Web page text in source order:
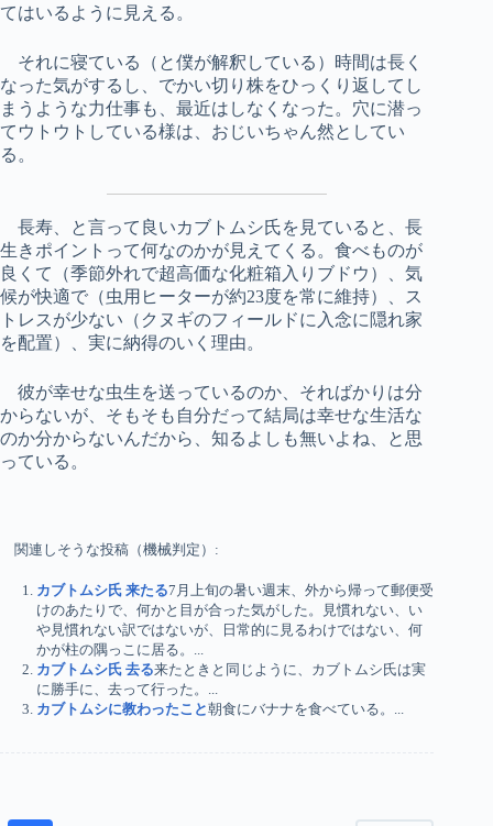
てはいるように見える。
それに寝ている（と僕が解釈している）時間は長く
なった気がするし、でかい切り株をひっくり返してし
まうような力仕事も、最近はしなくなった。穴に潜っ
てウトウトしている様は、おじいちゃん然としてい
る。
長寿、と言って良いカブトムシ氏を見ていると、長
生きポイントって何なのかが見えてくる。食べものが
良くて（季節外れで超高価な化粧箱入りブドウ）、気
候が快適で（虫用ヒーターが約23度を常に維持）、ス
トレスが少ない（クヌギのフィールドに入念に隠れ家
を配置）、実に納得のいく理由。
彼が幸せな虫生を送っているのか、そればかりは分
からないが、そもそも自分だって結局は幸せな生活な
のか分からないんだから、知るよしも無いよね、と思
っている。
関連しそうな投稿（機械判定）:
カブトムシ氏 来たる7月上旬の暑い週末、外から帰って郵便受
けのあたりで、何かと目が合った気がした。見慣れない、い
や見慣れない訳ではないが、日常的に見るわけではない、何
かが柱の隅っこに居る。...
カブトムシ氏 去る来たときと同じように、カブトムシ氏は実
に勝手に、去って行った。...
カブトムシに教わったこと朝食にバナナを食べている。...